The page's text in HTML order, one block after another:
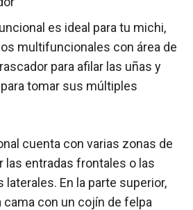
es ideal para tu michi,
multifuncionales con área de
para afilar las uñas y
tomar sus múltiples
cuenta con varias zonas de
las entradas frontales o las
En la parte superior,
con un cojín de felpa